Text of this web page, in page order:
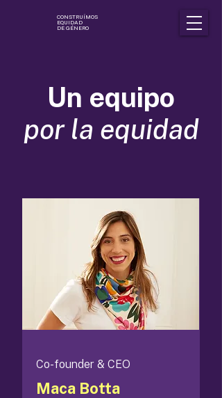
CONSTRUÍMOS
EQUIDAD
DE GÉNERO
Un equipo
​por la equidad
Co-founder & CEO
Maca Botta